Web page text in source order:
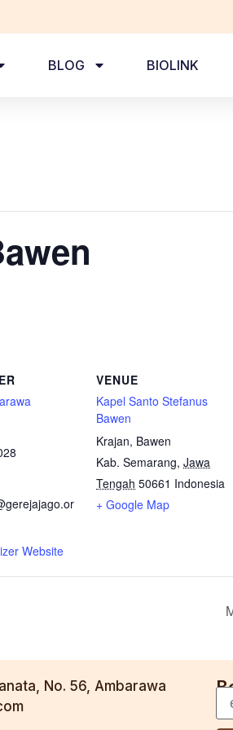
BLOG BIOLINK
Website
VENUE
Kapel Santo Stefanus
Bawen
Krajan, Bawen
Kab. Semarang, Jawa
Tengah 50661 Indonesia
+ Google Map
No. 56, Ambarawa